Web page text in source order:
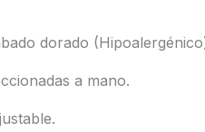
dorado
a mano.